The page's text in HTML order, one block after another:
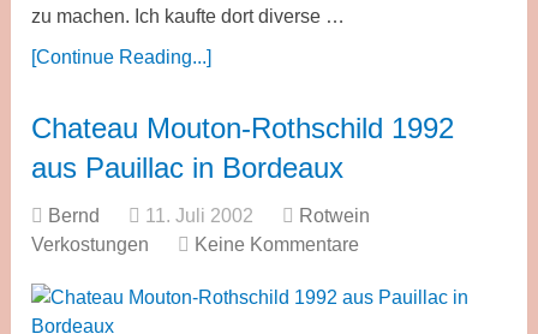
zu machen. Ich kaufte dort diverse …
[Continue Reading...]
Chateau Mouton-Rothschild 1992
aus Pauillac in Bordeaux
Bernd 11. Juli 2002
Rotwein
Verkostungen
Keine Kommentare